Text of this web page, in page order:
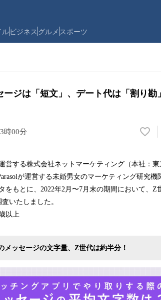
ルビジネス グルメ スポーツ
ジは「短文」、デート代は「割り勘
時00分
い
！
数
を
営する株式会社ネットマーケティング（本社：
が運営する未婚男女のマーケティング研究機
をもとに、2022年2月〜7月末の期間において、Z
いたしました。
以上
メッセージの文字量、Z世代は約半分！